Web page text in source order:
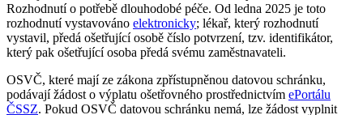
Rozhodnutí o potřebě dlouhodobé péče. Od ledna 2025 je toto
rozhodnutí vystavováno elektronicky; lékař, který rozhodnutí
vystavil, předá ošetřující osobě číslo potvrzení, tzv. identifikátor,
který pak ošetřující osoba předá svému zaměstnavateli.
OSVČ, které mají ze zákona zpřístupněnou datovou schránku,
podávají žádost o výplatu ošetřovného prostřednictvím ePortálu
ČSSZ. Pokud OSVČ datovou schránku nemá, lze žádost vyplnit